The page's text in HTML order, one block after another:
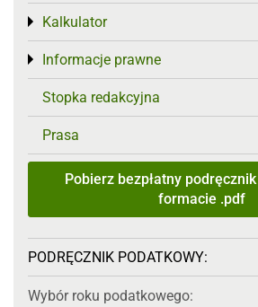
Kalkulator
Toggle menu
Informacje prawne
Toggle menu
Stopka redakcyjna
Prasa
Pobierz bezpłatny
formacie .pdf
PODRĘCZNIK PODATKOWY:
Wybór roku podatkowego: